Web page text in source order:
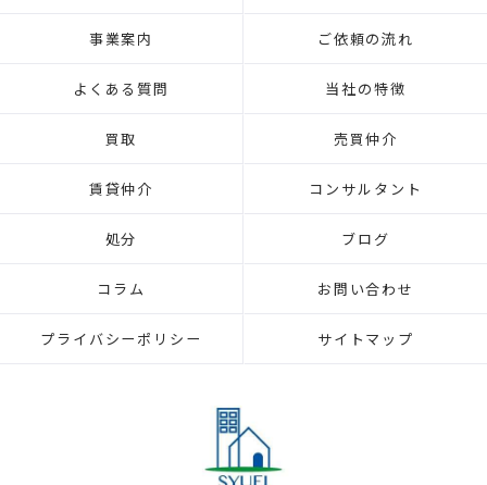
事業案内 ご依頼の流れ
よくある質問 当社の特徴
買取 売買仲介
賃貸仲介 コンサルタント
処分 ブログ
コラム お問い合わせ
プライバシーポリシー サイトマップ